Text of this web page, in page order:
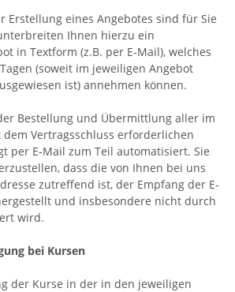
Erstellung eines Angebotes sind für Sie
Ihnen hierzu ein
in Textform (z.B. per E-Mail), welches
(soweit im jeweiligen Angebot
ist) annehmen können.
Bestellung und Übermittlung aller im
Vertragsschluss erforderlichen
per E-Mail zum Teil automatisiert. Sie
dass die von Ihnen bei uns
zutreffend ist, der Empfang der E-
und insbesondere nicht durch
wird.
bei Kursen
der Kurse in der in den jeweiligen